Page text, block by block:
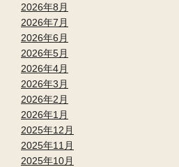
2026年8月
2026年7月
2026年6月
2026年5月
2026年4月
2026年3月
2026年2月
2026年1月
2025年12月
2025年11月
2025年10月